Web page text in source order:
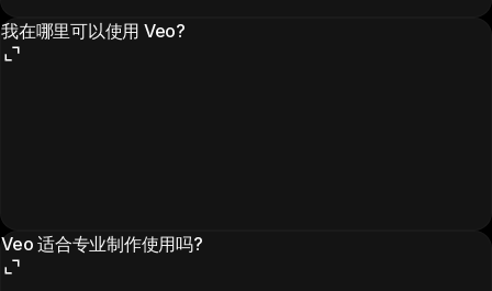
我在哪里可以使用 Veo?
Veo 适合专业制作使用吗?